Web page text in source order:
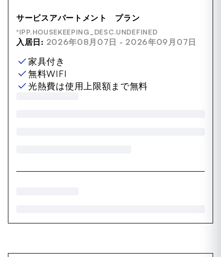
サービスアパートメント プラン
*IPP.HOUSEKEEPING_DESC.UNDEFINED
入居日: 2026年08月07日 - 2026年09月07日
家具付き
無料WIFI
光熱費は使用上限額まで無料